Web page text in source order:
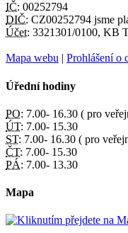
IČ: 00252794
DIČ: CZ00252794 jsme
Účet: 3321301/0100, KB
Mapa webu | Prohlášení o
Úřední hodiny
PO: 7.00- 16.30 ( pro
ÚT: 7.00- 15.30
ST: 7.00- 16.30 ( pro
ČT: 7.00- 15.30
PÁ: 7.00- 13.30
Mapa